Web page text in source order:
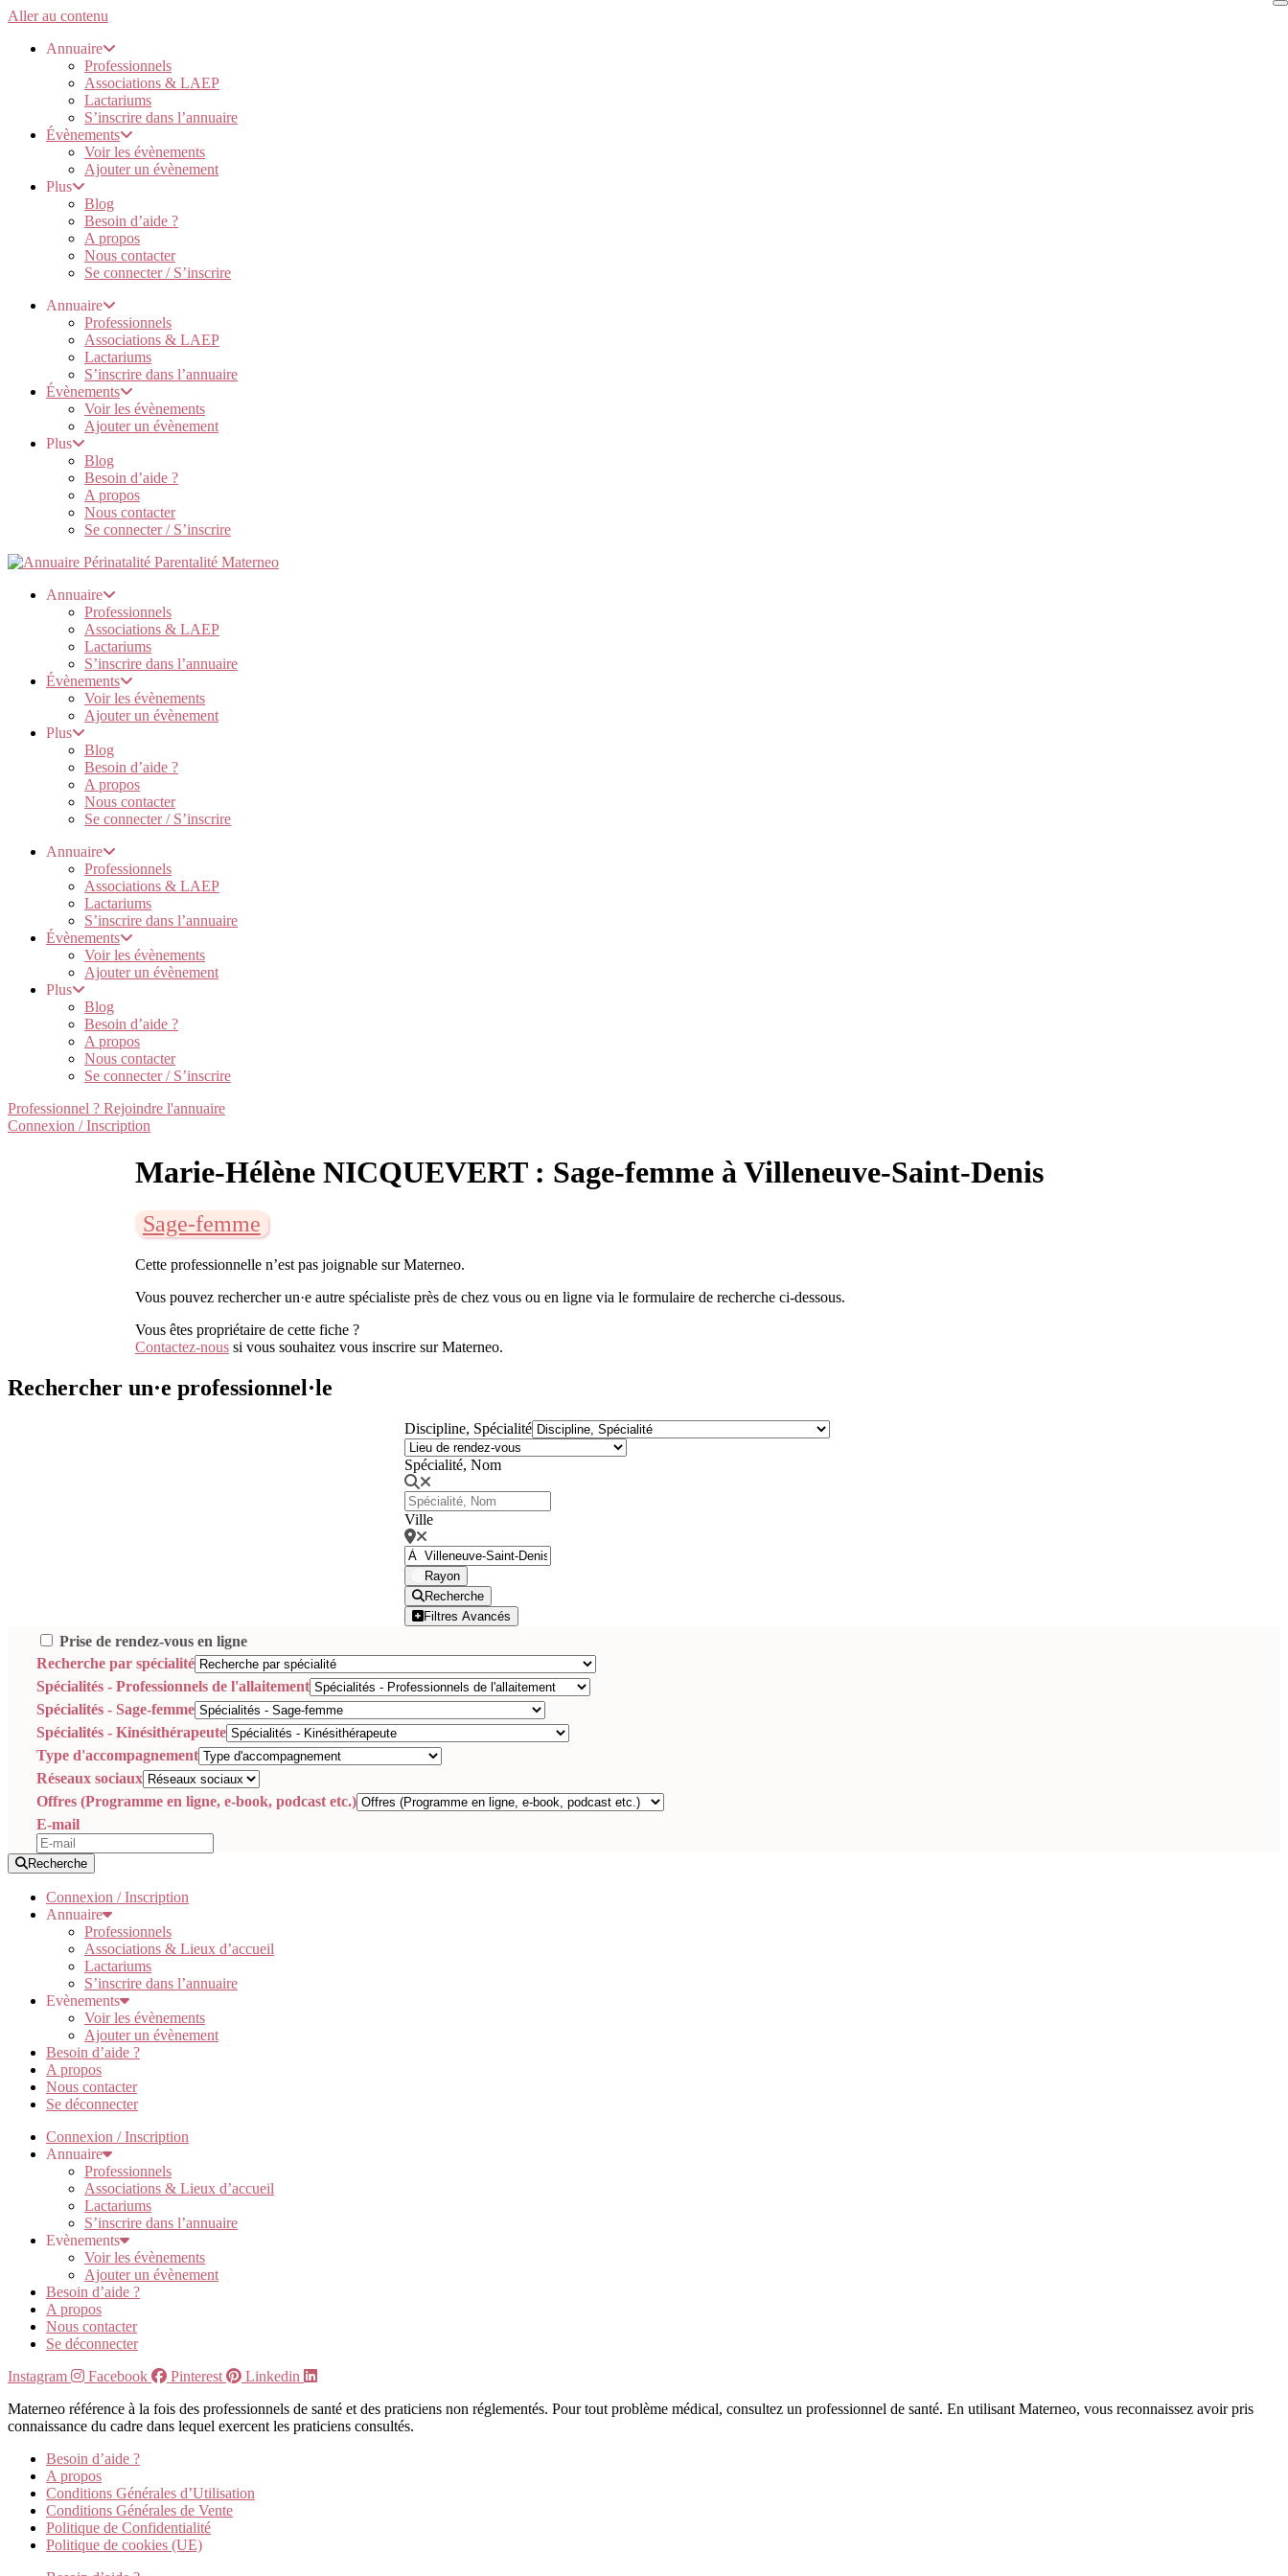
Aller au contenu
Annuaire
Professionnels
Associations & LAEP
Lactariums
S’inscrire dans l’annuaire
Évènements
Voir les évènements
Ajouter un évènement
Plus
Blog
Besoin d’aide ?
A propos
Nous contacter
Se connecter / S’inscrire
Annuaire
Professionnels
Associations & LAEP
Lactariums
S’inscrire dans l’annuaire
Évènements
Voir les évènements
Ajouter un évènement
Plus
Blog
Besoin d’aide ?
A propos
Nous contacter
Se connecter / S’inscrire
Annuaire
Professionnels
Associations & LAEP
Lactariums
S’inscrire dans l’annuaire
Évènements
Voir les évènements
Ajouter un évènement
Plus
Blog
Besoin d’aide ?
A propos
Nous contacter
Se connecter / S’inscrire
Annuaire
Professionnels
Associations & LAEP
Lactariums
S’inscrire dans l’annuaire
Évènements
Voir les évènements
Ajouter un évènement
Plus
Blog
Besoin d’aide ?
A propos
Nous contacter
Se connecter / S’inscrire
Professionnel ? Rejoindre l'annuaire
Connexion / Inscription
Marie-Hélène NICQUEVERT : Sage-femme à Villeneuve-Saint-Denis
Sage-femme
Cette professionnelle n’est pas joignable sur Materneo.
Vous pouvez rechercher un·e autre spécialiste près de chez vous ou en ligne via le formulaire de recherche ci-dessous.
Vous êtes propriétaire de cette fiche ?
Contactez-nous si vous souhaitez vous inscrire sur Materneo.
Rechercher un·e professionnel·le
Discipline, Spécialité
Spécialité, Nom
Ville
Rayon
Recherche
Filtres Avancés
Prise de rendez-vous en ligne
Recherche par spécialité
Spécialités - Professionnels de l'allaitement
Spécialités - Sage-femme
Spécialités - Kinésithérapeute
Type d'accompagnement
Réseaux sociaux
Offres (Programme en ligne, e-book, podcast etc.)
E-mail
Recherche
Connexion / Inscription
Annuaire
Professionnels
Associations & Lieux d’accueil
Lactariums
S’inscrire dans l’annuaire
Evènements
Voir les évènements
Ajouter un évènement
Besoin d’aide ?
A propos
Nous contacter
Se déconnecter
Connexion / Inscription
Annuaire
Professionnels
Associations & Lieux d’accueil
Lactariums
S’inscrire dans l’annuaire
Evènements
Voir les évènements
Ajouter un évènement
Besoin d’aide ?
A propos
Nous contacter
Se déconnecter
Instagram
Facebook Pinterest
Linkedin
Materneo référence à la fois des professionnels de santé et des praticiens non réglementés. Pour tout problème médical, consultez un professionnel de santé. En utilisant Materneo, vous reconnaissez avoir pris
connaissance du cadre dans lequel exercent les praticiens consultés.
Besoin d’aide ?
A propos
Conditions Générales d’Utilisation
Conditions Générales de Vente
Politique de Confidentialité
Politique de cookies (UE)